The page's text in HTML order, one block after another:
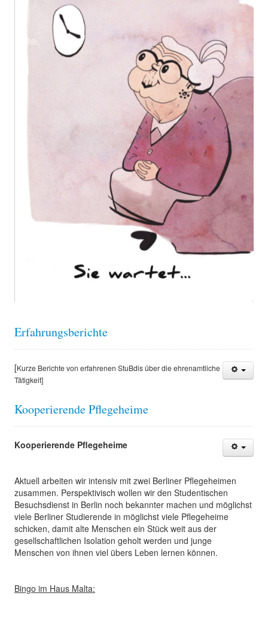
Erfahrungsberichte
[Kurze Berichte von erfahrenen StuBdis über die ehrenamtliche
Tätigkeit]
Kooperierende Pflegeheime
Kooperierende Pflegeheime
Aktuell arbeiten wir intensiv mit zwei Berliner Pflegeheimen
zusammen. Perspektivisch wollen wir den Studentischen
Besuchsdienst in Berlin noch bekannter machen und möglichst
viele Berliner Studierende in möglichst viele Pflegeheime
schicken, damit alte Menschen ein Stück weit aus der
gesellschaftlichen Isolation geholt werden und junge
Menschen von ihnen viel übers Leben lernen können.
Bingo im Haus Malta: